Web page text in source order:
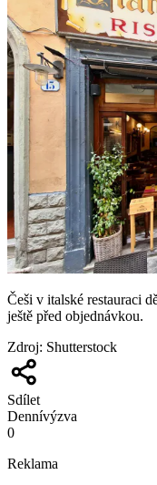
Češi v italské restauraci
ještě před objednávkou.
Zdroj: Shutterstock
Sdílet
Dennívýzva
0
Reklama